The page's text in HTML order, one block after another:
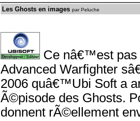
Les Ghosts en images par Peluche
Ce nâ€™est pas
Advanced Warfighter
2006 quâ€™Ubi Soft a
Ã©pisode des Ghosts.
donnent rÃ©ellement